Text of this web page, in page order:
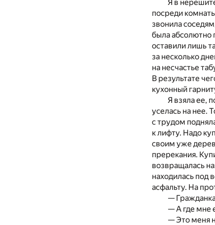
Я в
посреди
звонила
была абсолютно
оставили лишь
за несколько
на несчастье
В результате
кухонный
Я взяла ее,
уселась на нее.
с трудом
к лифту. Надо
своим уже
пререкания.
возвращалась
находилась под
асфальту. На
—
— А где мне
— Это меня